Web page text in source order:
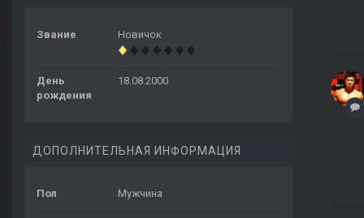
Звание Новичок
День
рождения
18.08.2000
ДОПОЛНИТЕЛЬНАЯ ИНФОРМАЦИЯ
Пол Мужчина